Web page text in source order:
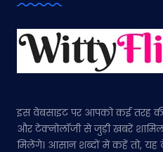
इस वेबसाइट पर आपको कई तरह
और टेक्नोलॉजी से जुड़ी खबरें
मिलेंगे। आसान शब्दों में कहें तो,